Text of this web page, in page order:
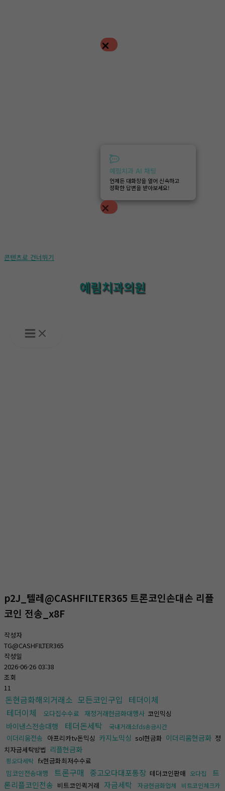
예림치과 AI 채팅
언제든 대화창을 열어 신속하고
정확한 답변을 받아보세요!
콘텐츠로 건너뛰기
예림치과의원
p2J_텔레@CASHFILTER365 트론코인손대손 리플
코인 전송_x8F
작성자
TG@CASHFILTER365
작성일
2026-06-26 03:38
조회
11
돈현금화해외거래소 모든코인구입
테더이체
테더이체
오다집수수료 재정거래현금화대행사 코인믹싱
바이낸스전송대행 테더돈세탁 국내거래소fds송금시간
이더리움전송 아프리카tv돈믹싱 카지노믹싱 sol현금화 이더리움현금화 정
치자금세탁방법 리플현금화
핑오다세탁 fx현금화최저수수료
밈코인전송대행
트론구매 중고오다대포통장 테더코인판매 오다집
트
론리플코인전송 비트코인퀵거래 자금세탁 자금현금화업체
비트코인체크카